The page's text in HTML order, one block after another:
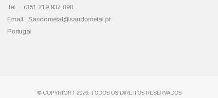
Tel :. +351 219 937 890
Email:. Sandometal@sandometal.pt
Portugal
© COPYRIGHT 2026. TODOS OS DIREITOS RESERVADOS